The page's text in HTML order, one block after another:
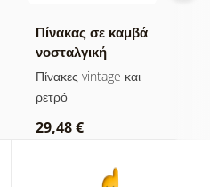
Πίνακας σε καμβά
νοσταλγική
μουσική
ατμόσφαιρα
Πίνακες vintage και
ρετρό
29,48 €